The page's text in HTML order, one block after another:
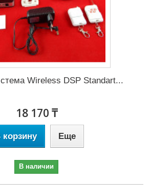
Wireless DSP Standart...
18 170 ₸
корзину Еще
В наличии